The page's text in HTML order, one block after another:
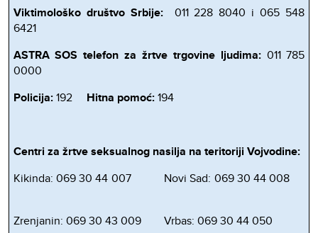
Viktimološko društvo Srbije:011 228 8040 i 065 548
6421
ASTRA SOS telefon za žrtve trgovine ljudima:011 785
0000
Policija:192 Hitna pomoć:194
Centri za žrtve seksualnog nasilja na teritoriji Vojvodine:
Kikinda: 069 30 44 007 Novi Sad: 069 30 44 008
Zrenjanin: 069 30 43 009 Vrbas: 069 30 44 050